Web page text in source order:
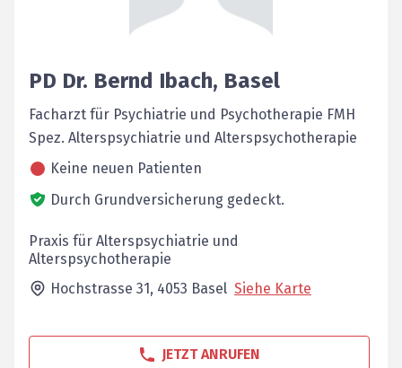
PD Dr. Bernd Ibach, Basel
Facharzt für Psychiatrie und Psychotherapie FMH
Spez. Alterspsychiatrie und Alterspsychotherapie
Keine neuen Patienten
Durch Grundversicherung gedeckt.
Praxis für Alterspsychiatrie und
Alterspsychotherapie
Hochstrasse 31, 4053 Basel Siehe Karte
JETZT ANRUFEN